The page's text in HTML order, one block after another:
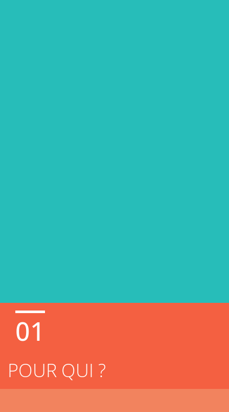
01
POUR QUI ?